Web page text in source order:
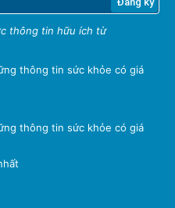
thông tin hữu ích từ
thông tin sức khỏe có giá
thông tin sức khỏe có giá